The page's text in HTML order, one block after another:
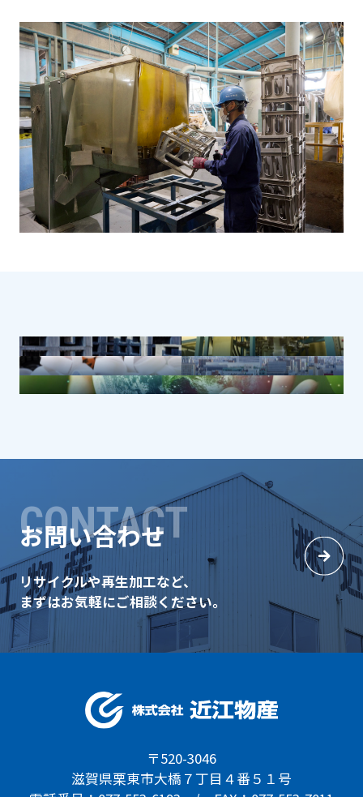
Waste Plastic Local Production
研究・開発
Development Research
CONTACT
お問い合わせ
リサイクルや再生加工など、
まずはお気軽にご相談ください。
〒520-3046
滋賀県栗東市大橋７丁目４番５１号